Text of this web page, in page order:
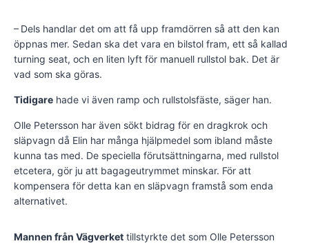
– Dels handlar det om att få upp framdörren så att den kan
öppnas mer. Sedan ska det vara en bilstol fram, ett så kallad
turning seat, och en liten lyft för manuell rullstol bak. Det är
vad som ska göras.
Tidigare hade vi även ramp och rullstolsfäste, säger han.
Olle Petersson har även sökt bidrag för en dragkrok och
släpvagn då Elin har många hjälpmedel som ibland måste
kunna tas med. De speciella förutsättningarna, med rullstol
etcetera, gör ju att bagageutrymmet minskar. För att
kompensera för detta kan en släpvagn framstå som enda
alternativet.
Mannen från Vägverket tillstyrkte det som Olle Petersson